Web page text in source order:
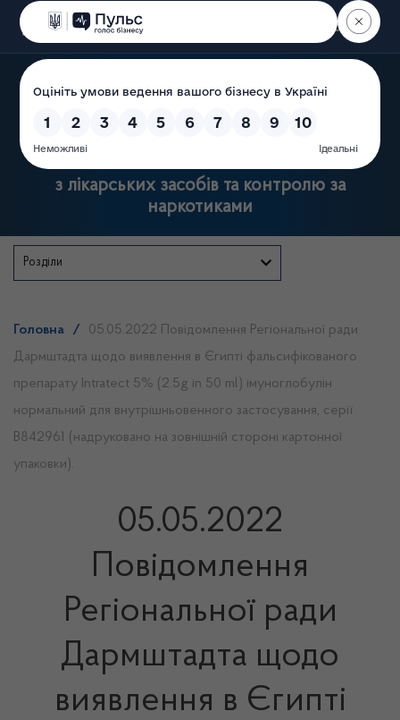
Пошук
Державна служба України
з лікарських засобів та контролю за
наркотиками
Розділи
Головна /
05.05.2022 Повідомлення Регіональної ради
Дармштадта щодо виявлення в Єгипті фальсифікованого
препарату Intratect 5% (2.5g in 50 ml) імуноглобулін
нормальний для внутрішньовенного застосування, серії
B842961 (надруковано на зовнішній стороні картонної
упаковки).
05.05.2022
Повідомлення
Регіональної ради
Дармштадта щодо
виявлення в Єгипті